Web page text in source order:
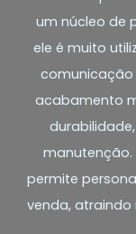
um núcleo de
ele é muito
comunicação
acabamento
manutenção.
permite
venda, atraindo